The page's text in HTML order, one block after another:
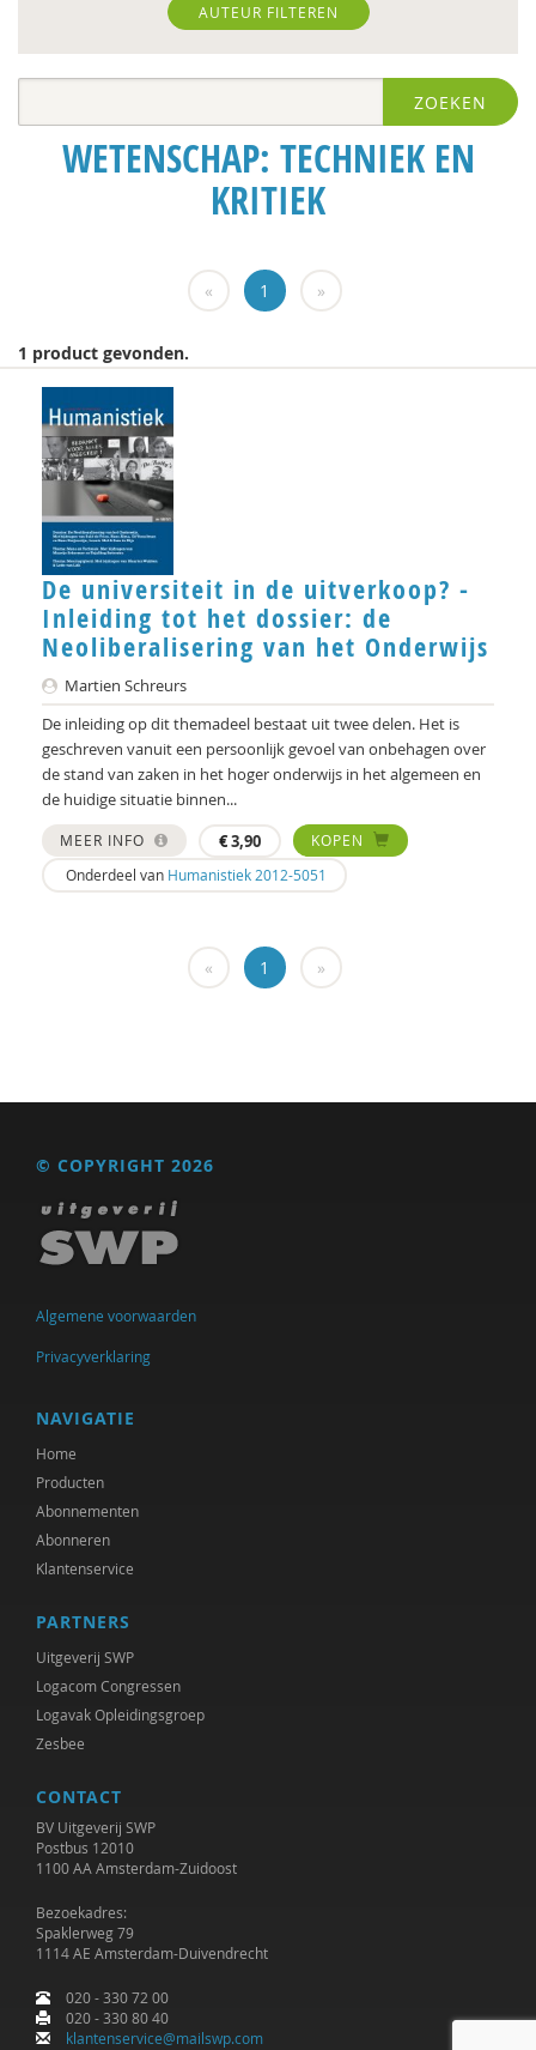
Ria Brouwers
Laura Capitaine
Bram De Jonge
Frederique Demeijer
Peter Derkx
Clemens Driessen
Michael Edwards
Hans van Ewijk
Anne Goossensen
Wouter Hekkeman
Yuk Hui
Femke Kaulingfreks
Marlieke Kieboom
Michiel Korthals
Harry Kunneman
George Lengkeek
Katinka Quintelier
Hans Radder
Marcel Ridder
Sabine Roeser
Maartje Schermer
Niels Springveld
Josine Stremmelaar
Niels ten Oever
Elise van Alphen
Henk van den Belt
Lonneke van der Velden
Cor van der Weele
Nienke van Dijk
Donen Voskuil
AUTEUR FILTEREN
ZOEKEN
WETENSCHAP: TECHNIEK EN
KRITIEK
« 1 »
1 product gevonden.
De universiteit in de uitverkoop? -
Inleiding tot het dossier: de
Neoliberalisering van het Onderwijs
Martien Schreurs
De inleiding op dit themadeel bestaat uit twee delen. Het is
geschreven vanuit een persoonlijk gevoel van onbehagen over
de stand van zaken in het hoger onderwijs in het algemeen en
de huidige situatie binnen...
MEER INFO €3,90
KOPEN
Onderdeel van Humanistiek 2012-5051
« 1 »
© COPYRIGHT 2026
Algemene voorwaarden
Privacyverklaring
NAVIGATIE
Home
Producten
Abonnementen
Abonneren
Klantenservice
PARTNERS
Uitgeverij SWP
Logacom Congressen
Logavak Opleidingsgroep
Zesbee
CONTACT
BV Uitgeverij SWP
Postbus 12010
1100 AA Amsterdam-Zuidoost
Bezoekadres:
Spaklerweg 79
1114 AE Amsterdam-Duivendrecht
020 - 330 72 00
020 - 330 80 40
klantenservice@mailswp.com